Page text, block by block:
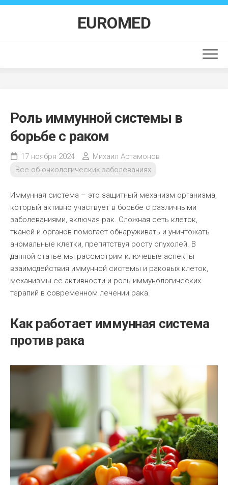
Перейти
EUROMED
Роль иммунной системы в
борьбе с раком
17 ноября 2024
Михаил Артамонов
Все об онкологических заболеваниях
Иммунная система – это защитный механизм организма,
который активно участвует в борьбе с различными
заболеваниями, включая рак. Сложная сеть клеток,
тканей и органов помогает обнаруживать и уничтожать
аномальные клетки, препятствуя росту опухолей. В
данной статье мы рассмотрим ключевые аспекты
взаимодействия иммунной системы и раковых клеток,
механизмы ее активности и роль иммунологических
терапий в современном лечении рака.
Как работает иммунная система
против рака